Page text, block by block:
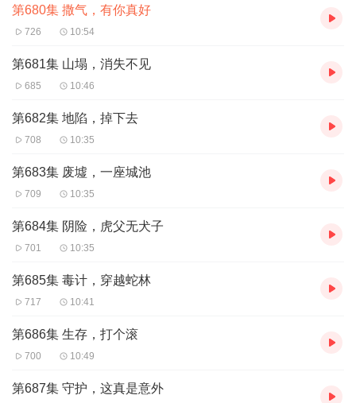
第680集 撒气，有你真好
726 10:54
第681集 山塌，消失不见
685 10:46
第682集 地陷，掉下去
708 10:35
第683集 废墟，一座城池
709 10:35
第684集 阴险，虎父无犬子
701 10:35
第685集 毒计，穿越蛇林
717 10:41
第686集 生存，打个滚
700 10:49
第687集 守护，这真是意外